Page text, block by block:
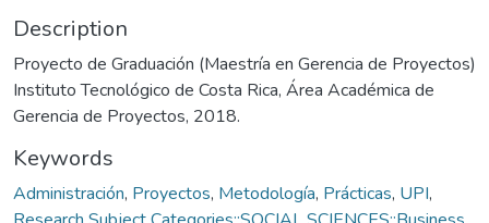
Description
Proyecto de Graduación (Maestría en Gerencia de Proyectos)
Instituto Tecnológico de Costa Rica, Área Académica de
Gerencia de Proyectos, 2018.
Keywords
Administración, Proyectos, Metodología, Prácticas, UPI,